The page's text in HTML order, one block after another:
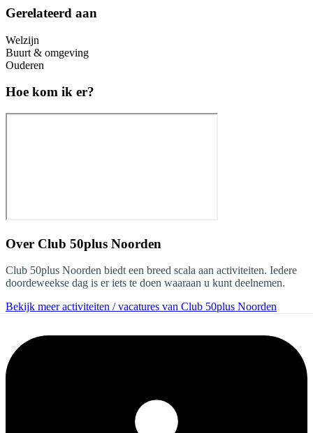
Gerelateerd aan
Welzijn
Buurt & omgeving
Ouderen
Hoe kom ik er?
Over Club 50plus Noorden
Club 50plus Noorden biedt een breed scala aan activiteiten. Iedere
doordeweekse dag is er iets te doen waaraan u kunt deelnemen.
Bekijk meer activiteiten / vacatures van Club 50plus Noorden